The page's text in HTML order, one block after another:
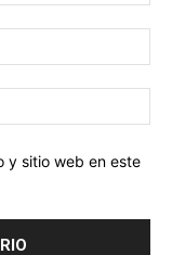
y sitio web en este